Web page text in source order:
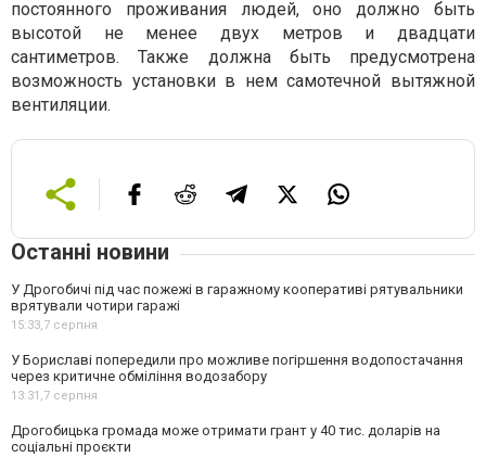
постоянного проживания людей, оно должно быть
высотой не менее двух метров и двадцати
сантиметров. Также должна быть предусмотрена
возможность установки в нем самотечной вытяжной
вентиляции.
Останні новини
У Дрогобичі під час пожежі в гаражному кооперативі рятувальники
врятували чотири гаражі
15:33,7 серпня
У Бориславі попередили про можливе погіршення водопостачання
через критичне обміління водозабору
13:31,7 серпня
Дрогобицька громада може отримати грант у 40 тис. доларів на
соціальні проєкти